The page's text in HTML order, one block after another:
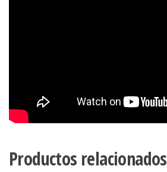
Productos relacionados